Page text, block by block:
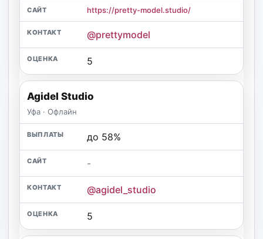
https://pretty-model.studio/
@prettymodel
5
Agidel Studio
Уфа · Офлайн
до 58%
-
@agidel_studio
5